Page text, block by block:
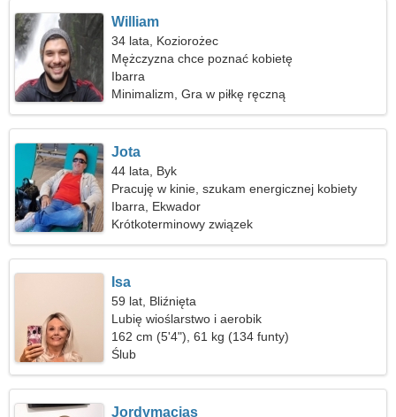
William
34 lata, Koziorożec
Mężczyzna chce poznać kobietę
Ibarra
Minimalizm, Gra w piłkę ręczną
Jota
44 lata, Byk
Pracuję w kinie, szukam energicznej kobiety
Ibarra, Ekwador
Krótkoterminowy związek
Isa
59 lat, Bliźnięta
Lubię wioślarstwo i aerobik
162 cm (5'4"), 61 kg (134 funty)
Ślub
Jordymacias